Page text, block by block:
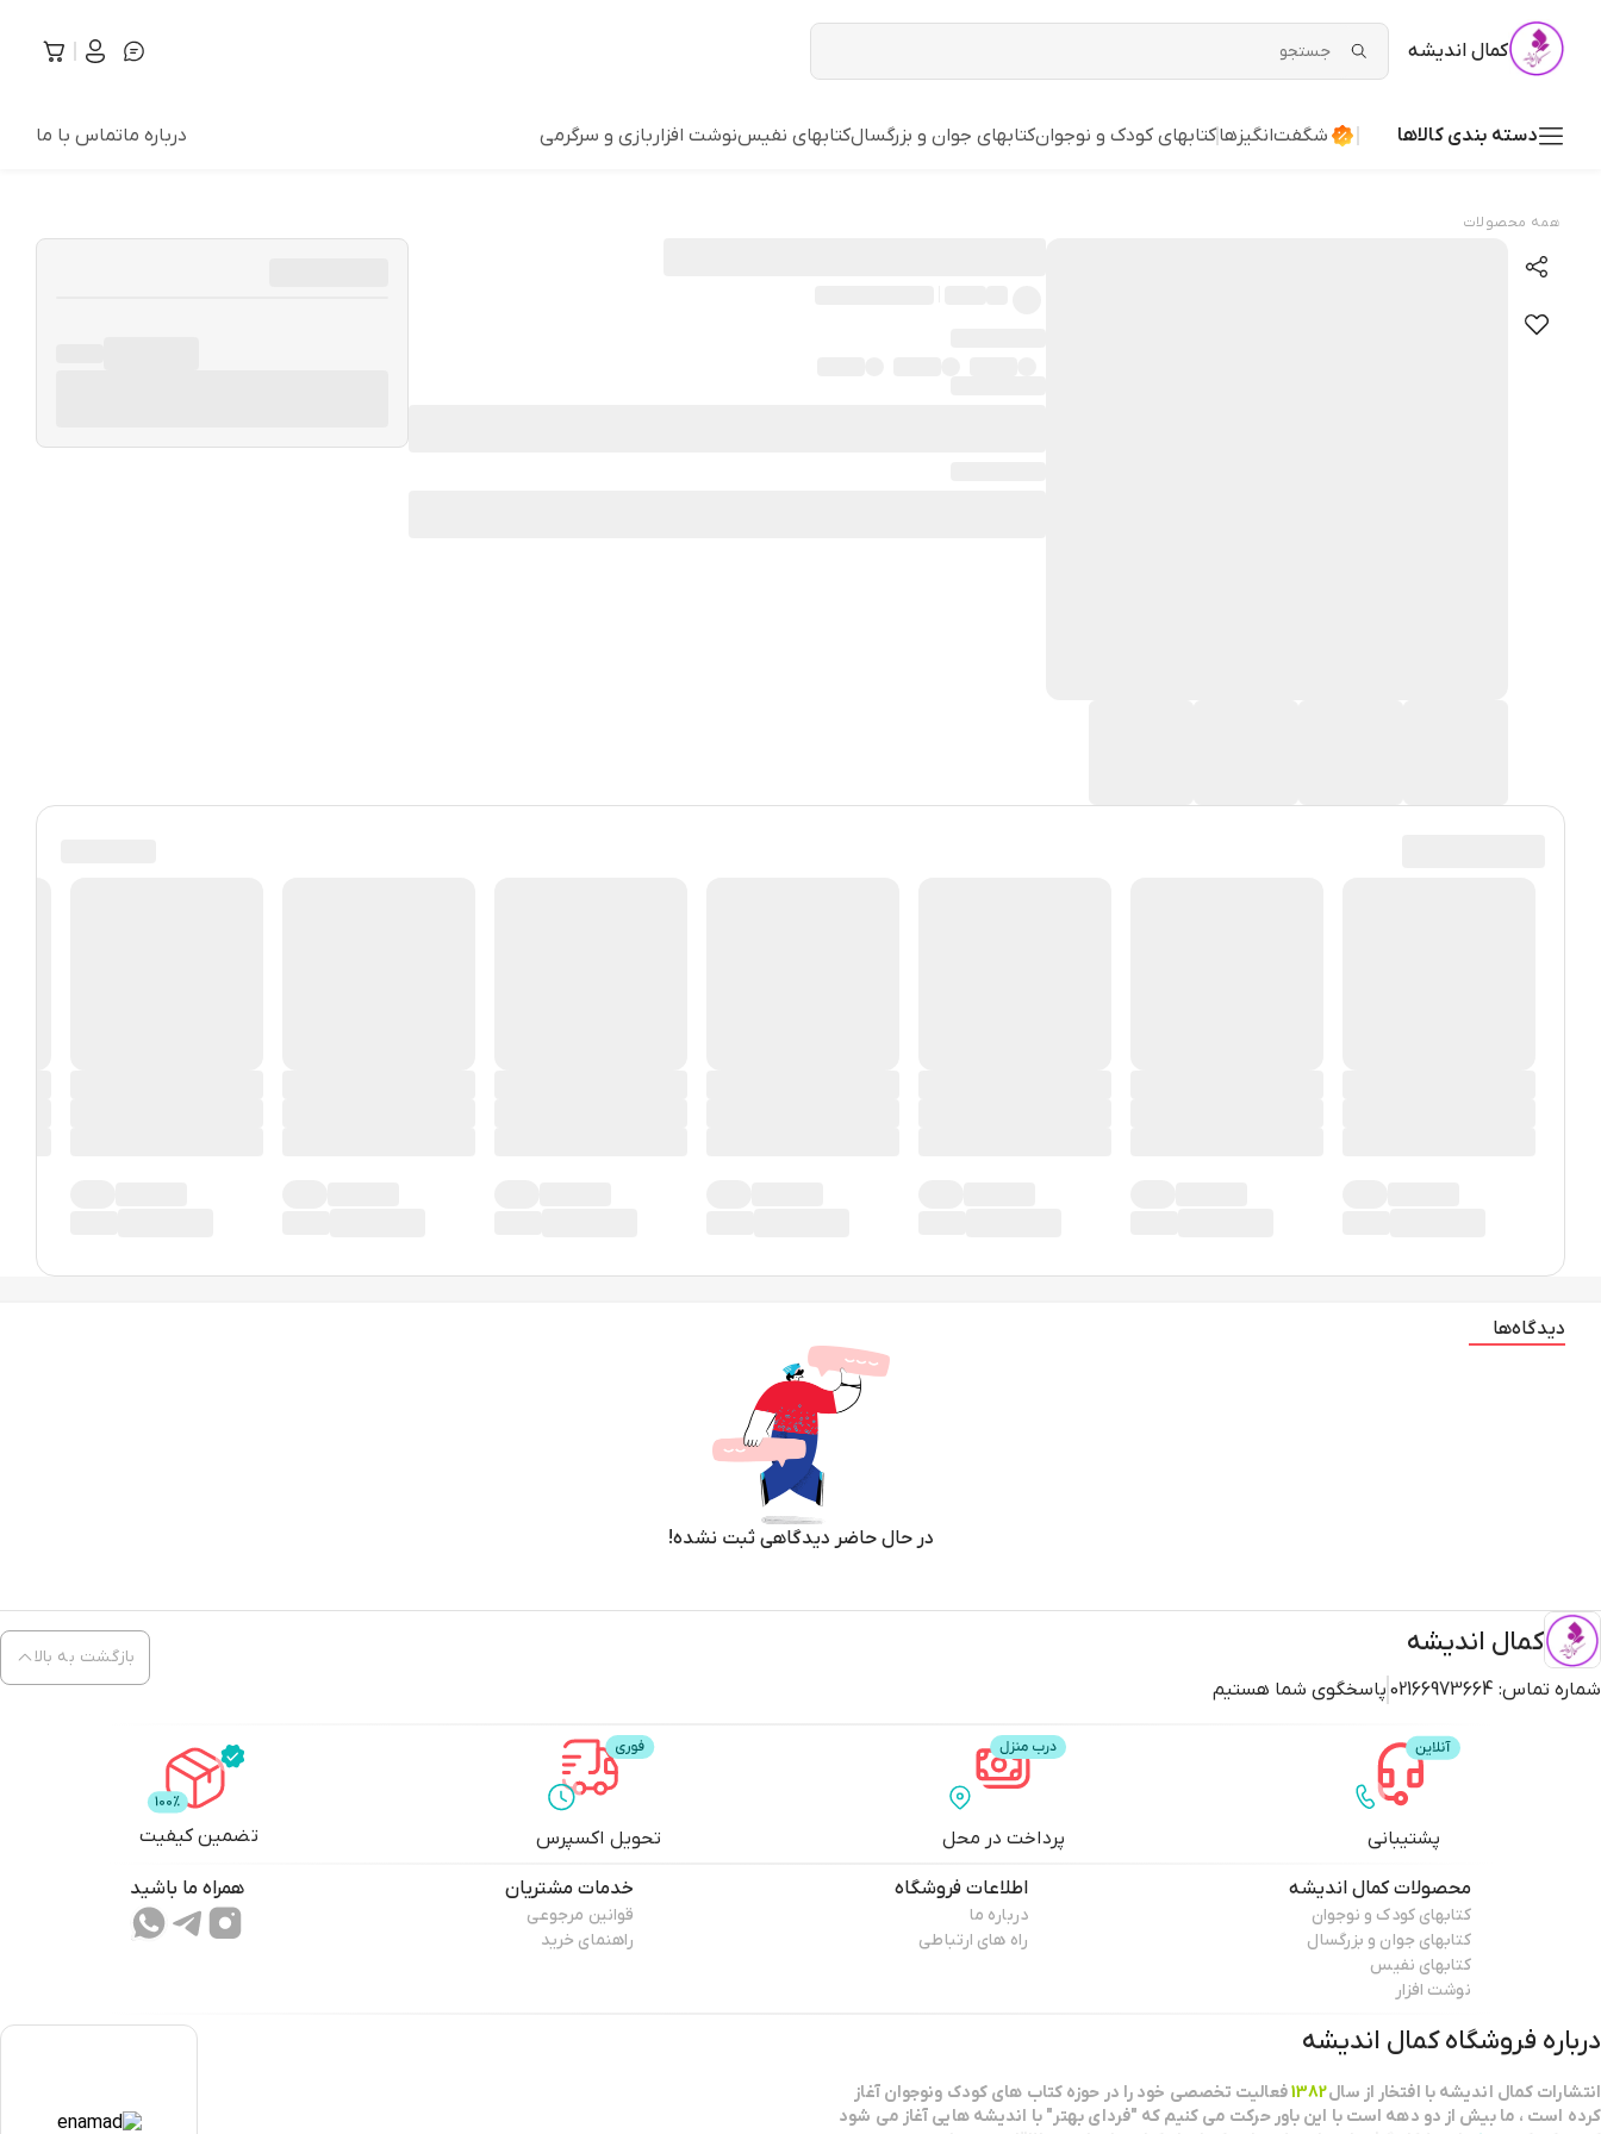
کمال اندیشه
دسته بندی کالاها شگفت‌انگیزهاکتابهای کودک و نوجوانکتابهای جوان و بزرگسالکتابهای نفیسنوشت افزار بازي و سرگرمي درباره ماتماس با ما
همه محصولات
دیدگاه‌ها
در حال حاضر دیدگاهی ثبت نشده!
کمال اندیشه
شماره تماس: 02166973664 پاسخگوی شما هستیم
بازگشت به بالا
پشتیبانی پرداخت در محل تحویل اکسپرس تضمین کیفیت
محصولاتکمال اندیشه
کتابهای کودک و نوجوان
کتابهای جوان و بزرگسال
کتابهای نفیس
نوشت افزار
اطلاعات فروشگاه
درباره ما
راه های ارتباطی
خدمات مشتریان
قوانین مرجوعی
راهنمای خرید
همراه ما باشید
درباره فروشگاهکمال اندیشه
انتشارات كمال انديشه با افتخار از سال1382فعاليت تخصصي خود را در حوزه كتاب هاي كودك ونوجوان آغاز
كرده است ، ما بيش از دو دهه است با اين باور حركت مي كنيم كه "فرداي بهتر" با انديشه هايي آغاز مي شود